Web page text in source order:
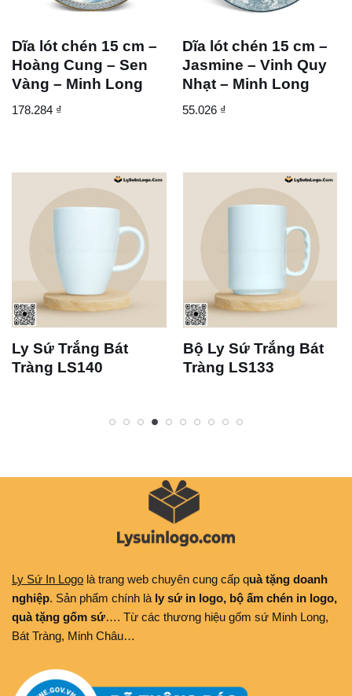
Dĩa lót chén 15 cm –
Hoàng Cung – Sen
Vàng – Minh Long
178.284 ₫
Dĩa lót chén 15 cm –
Jasmine – Vinh Quy
Nhạt – Minh Long
55.026 ₫
Ly Sứ Trắng Bát
Tràng LS140
Bộ Ly Sứ Trắng Bát
Tràng LS133
Ly Sứ In Logo là trang web chuyên cung cấp quà tặng doanh
nghiệp. Sản phẩm chính là ly sứ in logo, bộ ấm chén in logo,
quà tặng gốm sứ…. Từ các thương hiệu gốm sứ Minh Long,
Bát Tràng, Minh Châu…